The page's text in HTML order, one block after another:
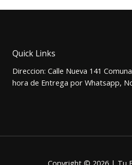
era:
es:
Quick Links
Direccion: Calle Nueva 141
hora de Entrega por Whatsapp,
Copyright © 2026 | Tu